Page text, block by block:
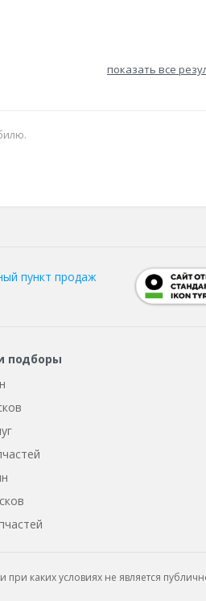
показать все
пункт продаж
подборы
каких условиях не является